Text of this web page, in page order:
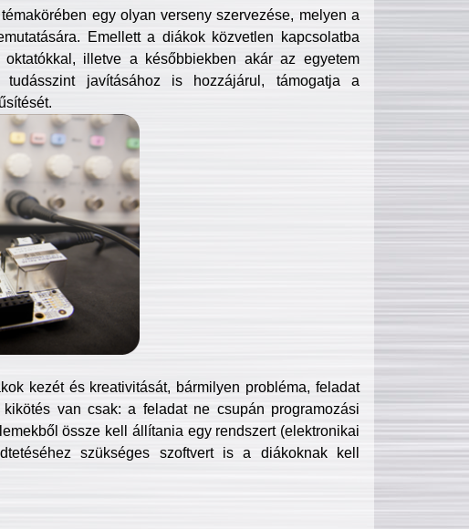
egy olyan verseny szervezése, melyen a
Emellett a diákok közvetlen kapcsolatba
illetve a későbbiekben akár az egyetem
javításához is hozzájárul, támogatja a
kezét és kreativitását, bármilyen probléma, feladat
van csak: a feladat ne csupán programozási
össze kell állítania egy rendszert (elektronikai
szükséges szoftvert is a diákoknak kell